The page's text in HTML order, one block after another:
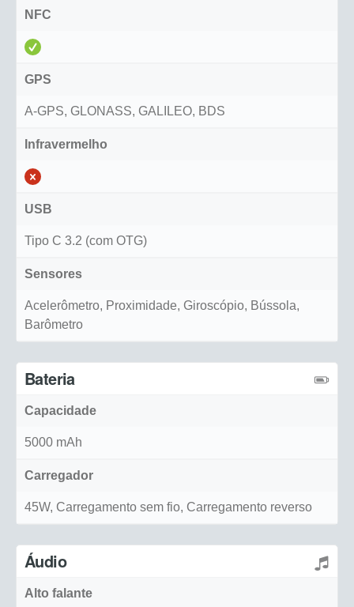
NFC
GPS
A-GPS, GLONASS, GALILEO, BDS
Infravermelho
USB
Tipo C 3.2 (com OTG)
Sensores
Acelerômetro, Proximidade, Giroscópio, Bússola,
Barômetro
Bateria
Capacidade
5000 mAh
Carregador
45W, Carregamento sem fio, Carregamento reverso
Áudio
Alto falante